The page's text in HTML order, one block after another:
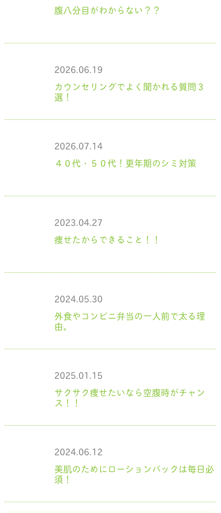
腹八分目がわからない？？
2026.06.19
カウンセリングでよく聞かれる質問３
選！
2026.07.14
４０代・５０代！更年期のシミ対策
2023.04.27
痩せたからできること！！
2024.05.30
外食やコンビニ弁当の一人前で太る理
由。
2025.01.15
サクサク痩せたいなら空腹時がチャン
ス！！
2024.06.12
美肌のためにローションパックは毎日必
須！